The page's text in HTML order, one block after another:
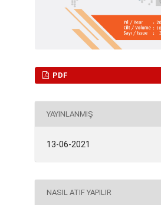
PDF
YAYINLANMIŞ
13-06-2021
NASIL ATIF YAPILIR